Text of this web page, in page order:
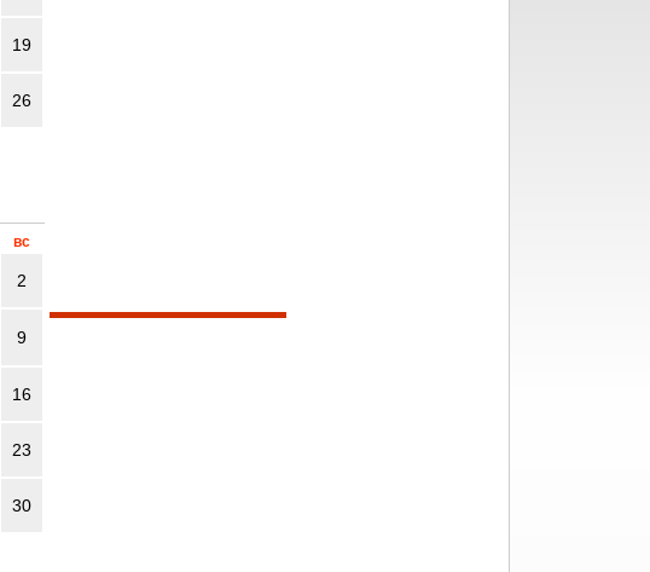
19
26
вс
2
9
16
23
30